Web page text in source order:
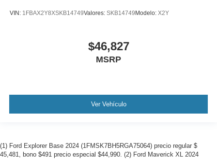
VIN: 1FBAX2Y8XSKB14749Valores: SKB14749Modelo: X2Y
$46,827
MSRP
Ver Vehículo
(1) Ford Explorer Base 2024 (1FMSK7BH5RGA75064) precio regular $
45,481, bono $491 precio especial $44,990. (2) Ford Maverick XL 2024